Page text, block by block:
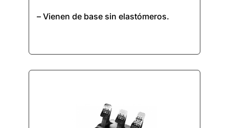
– Vienen de base sin elastómeros.